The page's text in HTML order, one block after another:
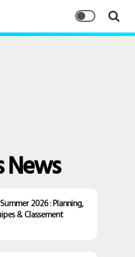
News
Summer 2026 : Planning,
& Classement